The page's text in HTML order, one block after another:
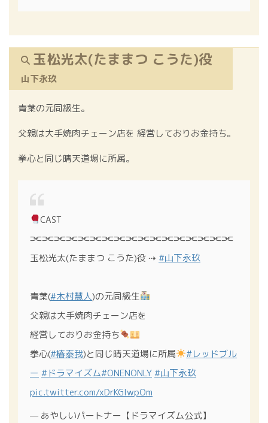
玉松光太(たままつ こうた)役
山下永玖
青葉の元同級生。
父親は大手焼肉チェーン店を 経営しておりお金持ち。
拳心と同じ晴天道場に所属。
CAST
⫘⫘⫘⫘⫘⫘⫘⫘⫘⫘⫘⫘⫘⫘⫘⫘⫘
玉松光太(たままつ こうた)役 ⇢ #山下永玖
青葉(#木村慧人)の元同級生
父親は大手焼肉チェーン店を
経営しておりお金持ち
拳心(#椿泰我)と同じ晴天道場に所属
#レッドブル
ー #ドラマイズム#ONENONLY #山下永玖
pic.twitter.com/xDrKGIwpOm
— あやしいパートナー【ドラマイズム公式】